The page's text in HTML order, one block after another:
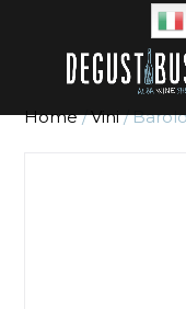
Home/Vini/